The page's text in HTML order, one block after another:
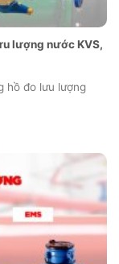
lượng nước KVS,
hồ đo lưu lượng